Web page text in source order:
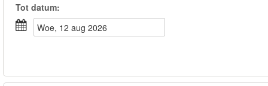
Tot datum:
woe, 12 aug 2026